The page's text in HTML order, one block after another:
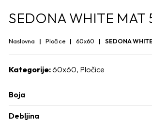
SEDONA WHITE MAT
Naslovna Pločice 60x60 SEDONA
Kategorije:60x60, Pločice
Boja
Debljina